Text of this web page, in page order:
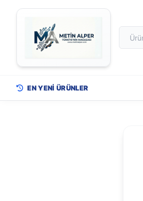
EN YENİ ÜRÜNLER